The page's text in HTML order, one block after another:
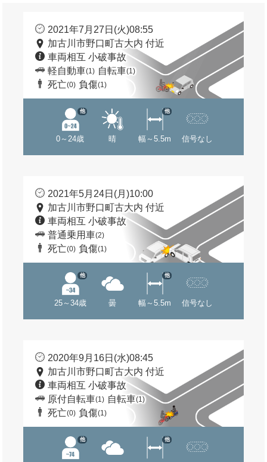
2021年7月27日(火)08:55
加古川市野口町古大内 付近
車両相互 小破事故
軽自動車(1) 自転車(1)
死亡(0) 負傷(1)
0～24歳
他
晴 幅～5.5m
他
信号なし
2021年5月24日(月)10:00
加古川市野口町古大内 付近
車両相互 小破事故
普通乗用車(2)
死亡(0) 負傷(1)
25～34歳
他
曇 幅～5.5m
他
信号なし
2020年9月16日(水)08:45
加古川市野口町古大内 付近
車両相互 小破事故
原付自転車(1) 自転車(1)
死亡(0) 負傷(1)
他 他